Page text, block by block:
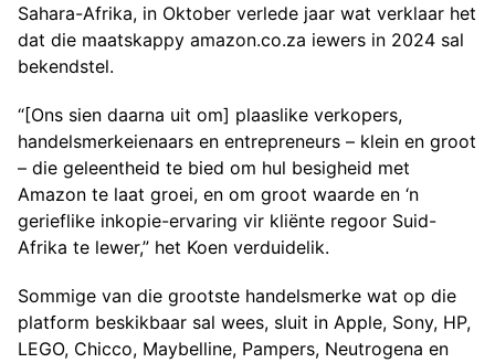
Sahara-Afrika, in Oktober verlede jaar wat verklaar het
dat die maatskappy amazon.co.za iewers in 2024 sal
bekendstel.
“[Ons sien daarna uit om] plaaslike verkopers,
handelsmerkeienaars en entrepreneurs – klein en groot
– die geleentheid te bied om hul besigheid met
Amazon te laat groei, en om groot waarde en ‘n
gerieflike inkopie-ervaring vir kliënte regoor Suid-
Afrika te lewer,” het Koen verduidelik.
Sommige van die grootste handelsmerke wat op die
platform beskikbaar sal wees, sluit in Apple, Sony, HP,
LEGO, Chicco, Maybelline, Pampers, Neutrogena en